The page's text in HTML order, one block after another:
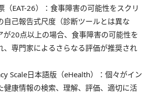
EAT-26）：食事障害の可能性をスクリ
自己報告式尺度（診断ツールとは異な
が20点以上の場合、食事障害の可能性を
、専門家によるさらなる評価が推奨され
Scale日本語版（eHealth）：個々がイン
健康情報の検索、理解、評価、適切に活